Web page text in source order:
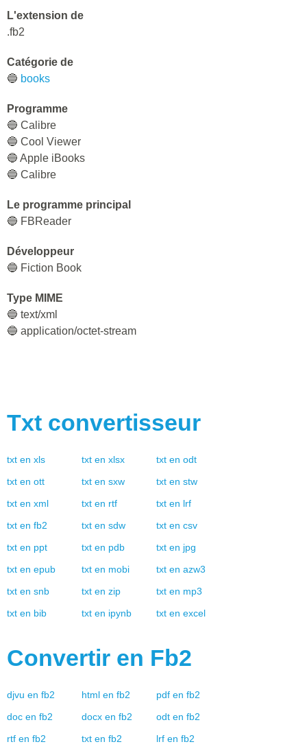
L'extension de
.fb2
Catégorie de
🔵 books
Programme
🔵 Calibre
🔵 Cool Viewer
🔵 Apple iBooks
🔵 Calibre
Le programme principal
🔵 FBReader
Développeur
🔵 Fiction Book
Type MIME
🔵 text/xml
🔵 application/octet-stream
Txt convertisseur
txt en xls txt en xlsx txt en odt
txt en ott txt en sxw txt en stw
txt en xml txt en rtf txt en lrf
txt en fb2 txt en sdw txt en csv
txt en ppt txt en pdb txt en jpg
txt en epub txt en mobi txt en azw3
txt en snb txt en zip txt en mp3
txt en bib txt en ipynb txt en excel
Convertir en Fb2
djvu en fb2 html en fb2 pdf en fb2
doc en fb2 docx en fb2 odt en fb2
rtf en fb2 txt en fb2 lrf en fb2